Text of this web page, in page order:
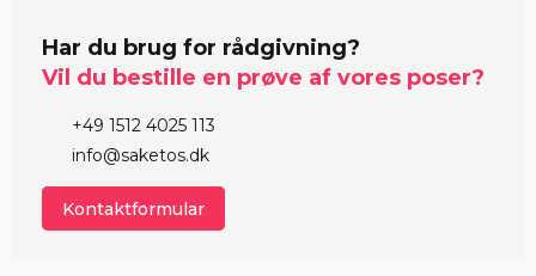
Har du brug for rådgivning?
Vil du bestille en prøve af vores poser?
+49 1512 4025 113
info@saketos.dk
Kontaktformular